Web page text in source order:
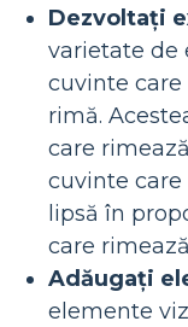
Dezvoltați
varietate de
cuvinte
rimă.
care
cuvinte
lipsă în
care
Adăugați
elemente